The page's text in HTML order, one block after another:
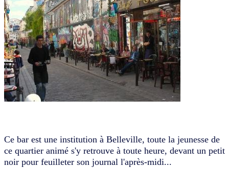
Ce bar est une institution à Belleville, toute la jeunesse de
ce quartier animé s'y retrouve à toute heure, devant un petit
noir pour feuilleter son journal l'après-midi...